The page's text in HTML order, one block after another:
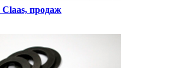
Сlaas, продаж